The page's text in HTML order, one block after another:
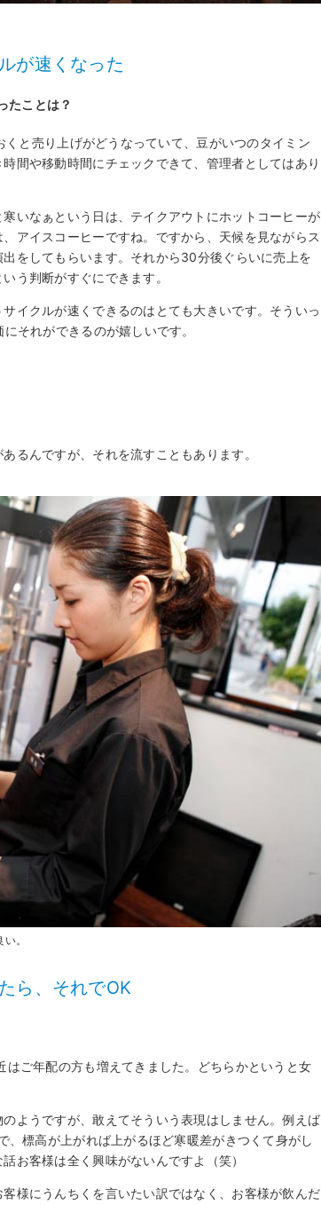
が速くなった
たことは？
と売り上げがどうなっていて、豆がいつのタイミン
間や移動時間にチェックできて、管理者としてはあり
いなぁという日は、テイクアウトにホットコーヒーが
アイスコーヒーですね。ですから、天候を見ながらス
をしてもらいます。それから30分後ぐらいに売上を
う判断がすぐにできます。
イクルが速くできるのはとても大きいです。そういっ
それができるのが嬉しいです。
るんですが、それを流すこともあります。
。
ら、それでOK
ご年配の方も増えてきました。どちらかというと女
ようですが、敢えてそういう表現はしません。例えば
標高が上がれば上がるほど寒暖差がきつくて身がし
お客様は全く興味がないんですよ（笑）
様にうんちくを言いたい訳ではなく、お客様が飲んだ